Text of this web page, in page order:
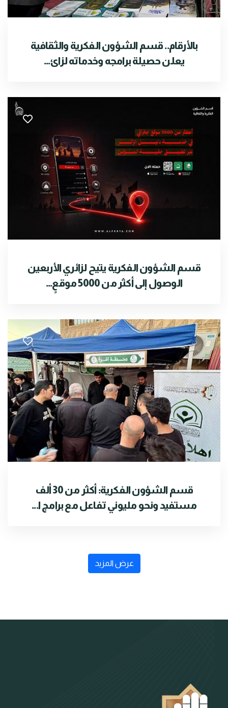
بالأرقام.. قسم الشؤون الفكرية والثقافية
يعلن حصيلة برامجه وخدماته لزائ...
قسم الشؤون الفكرية يتيح لزائري الأربعين
الوصول إلى أكثر من 5000 موقعٍ...
قسم الشؤون الفكرية: أكثر من 30 ألف
مستفيد ونحو مليوني تفاعل مع برامج ا...
عرض المزيد